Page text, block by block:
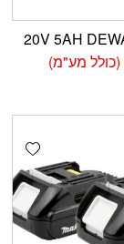
(כולל מע"מ)